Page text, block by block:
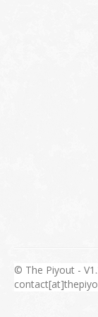
© The Piyout -